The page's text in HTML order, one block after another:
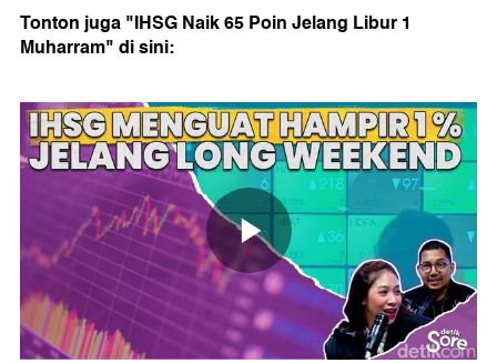
Tonton juga "IHSG Naik 65 Poin Jelang Libur 1
Muharram" di sini: